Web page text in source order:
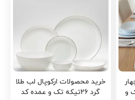
تک و
خرید محصولات ارکوپال لب طلا
گرد 26تیکه تک و عمده کد